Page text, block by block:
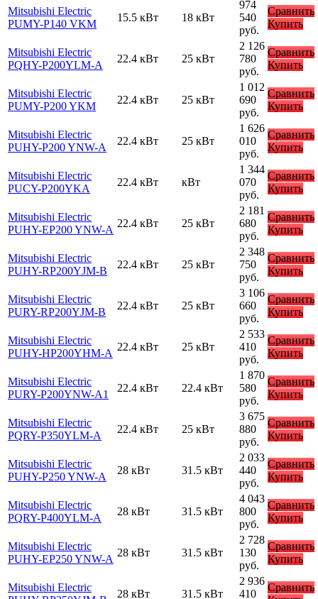
Mitsubishi Electric
PUMY-P140 VKM
15.5 кВт 18 кВт
974
540
руб.
Сравнить
Купить
Mitsubishi Electric
PQHY-P200YLM-A
22.4 кВт 25 кВт
2 126
780
руб.
Сравнить
Купить
Mitsubishi Electric
PUMY-P200 YKM
22.4 кВт 25 кВт
1 012
690
руб.
Сравнить
Купить
Mitsubishi Electric
PUHY-P200 YNW-A
22.4 кВт 25 кВт
1 626
010
руб.
Сравнить
Купить
Mitsubishi Electric
PUCY-P200YKA
22.4 кВт кВт
1 344
070
руб.
Сравнить
Купить
Mitsubishi Electric
PUHY-EP200 YNW-A
22.4 кВт 25 кВт
2 181
680
руб.
Сравнить
Купить
Mitsubishi Electric
PUHY-RP200YJM-B
22.4 кВт 25 кВт
2 348
750
руб.
Сравнить
Купить
Mitsubishi Electric
PURY-RP200YJM-B
22.4 кВт 25 кВт
3 106
660
руб.
Сравнить
Купить
Mitsubishi Electric
PUHY-HP200YHM-A
22.4 кВт 25 кВт
2 533
410
руб.
Сравнить
Купить
Mitsubishi Electric
PURY-P200YNW-A1
22.4 кВт 22.4 кВт
1 870
580
руб.
Сравнить
Купить
Mitsubishi Electric
PQRY-P350YLM-A
22.4 кВт 25 кВт
3 675
880
руб.
Сравнить
Купить
Mitsubishi Electric
PUHY-P250 YNW-A
28 кВт 31.5 кВт
2 033
440
руб.
Сравнить
Купить
Mitsubishi Electric
PQRY-P400YLM-A
28 кВт 31.5 кВт
4 043
800
руб.
Сравнить
Купить
Mitsubishi Electric
PUHY-EP250 YNW-A
28 кВт 31.5 кВт
2 728
130
руб.
Сравнить
Купить
Mitsubishi Electric
28 кВт 31.5 кВт
2 936
410
Сравнить